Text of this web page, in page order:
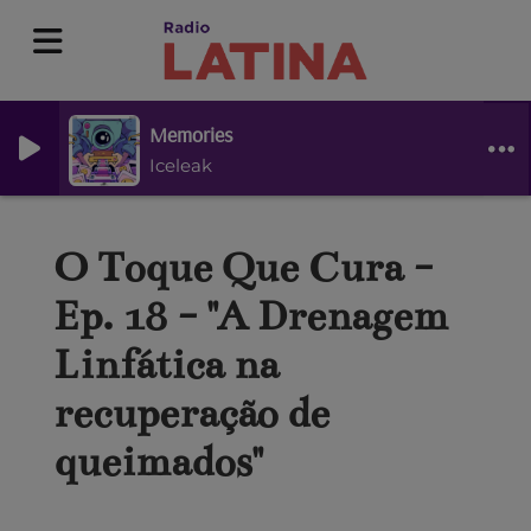
Memories
Iceleak
O Toque Que Cura -
Ep. 18 - "A Drenagem
Linfática na
recuperação de
queimados"